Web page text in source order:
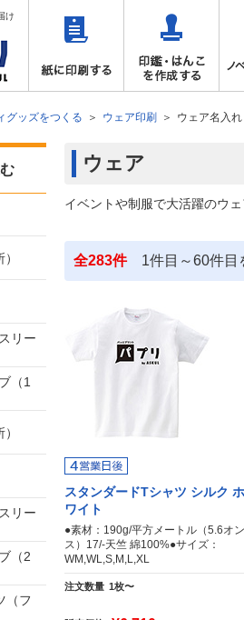
け
グッズをつくる ウェア印刷 ウェア名入
ウェア
イベントや制服で大活躍のウ
全283件1件目～60件目
スタンダードTシャツ シルク ホ
ワイト
●素材：190g/平方メートル（5.6オン
ス）17/-天竺 綿100%●サイズ：
WM,WL,S,M,L,XL
注文数量 1枚〜
リー
（1
リー
（2
（フ